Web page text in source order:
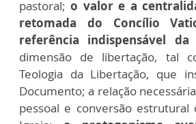
pastoral;o valor e a
retomada do Concílio
referência indispensável
dimensão de libertação, tal
Teologia da Libertação, que
Documento; a relação
pessoal e conversão